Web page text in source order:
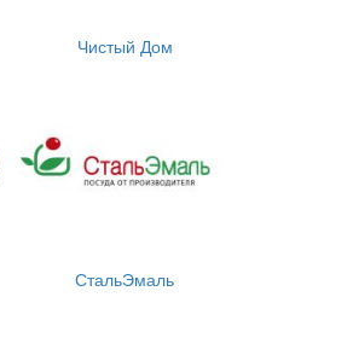
Чистый Дом
СтальЭмаль